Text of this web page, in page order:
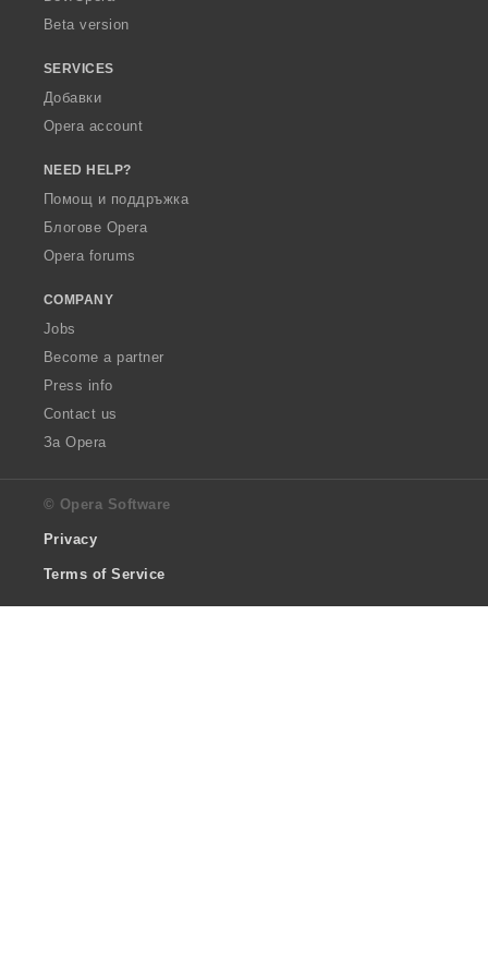
Beta version
SERVICES
Добавки
Opera account
NEED HELP?
Помощ и поддръжка
Блогове Opera
Opera forums
COMPANY
Jobs
Become a partner
Press info
Contact us
За Opera
© Opera Software
Privacy
Terms of Service